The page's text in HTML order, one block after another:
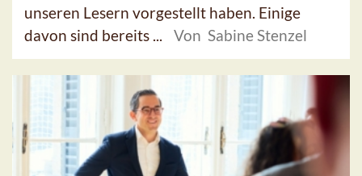
unseren Lesern vorgestellt haben. Einige
davon sind bereits ...
Von Sabine Stenzel